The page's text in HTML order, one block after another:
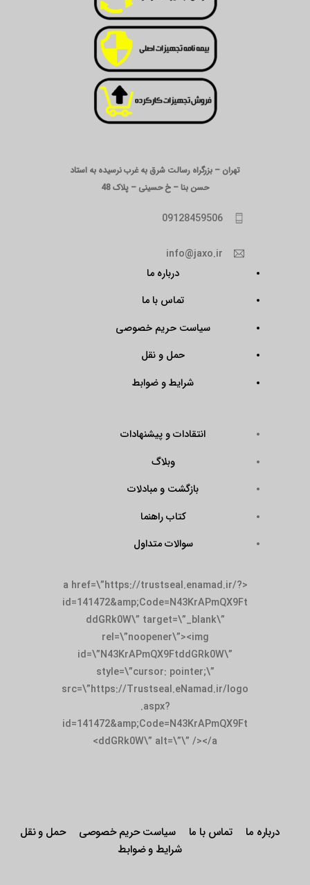
تهران – بزرگراه رسالت شرق به غرب نرسیده به استاد
حسن بنا – خ حسینی – پلاک 48
09128459506
info@jaxo.ir
درباره ما
تماس با ما
سیاست حریم خصوصی
حمل و نقل
شرایط و ضوابط
انتقادات و پیشنهادات
وبلاگ
بازگشت و مبادلات
کتاب راهنما
سوالات متداول
<a href=\”https://trustseal.enamad.ir/?
id=141472&amp;Code=N43KrAPmQX9Ft
ddGRk0W\” target=\”_blank\”
rel=\”noopener\”><img
id=\”N43KrAPmQX9FtddGRk0W\”
style=\”cursor: pointer;\”
src=\”https://Trustseal.eNamad.ir/logo
.aspx?
id=141472&amp;Code=N43KrAPmQX9Ft
ddGRk0W\” alt=\”\” /></a>
درباره ما تماس با ما سیاست حریم خصوصی
حمل و نقل
شرایط و ضوابط